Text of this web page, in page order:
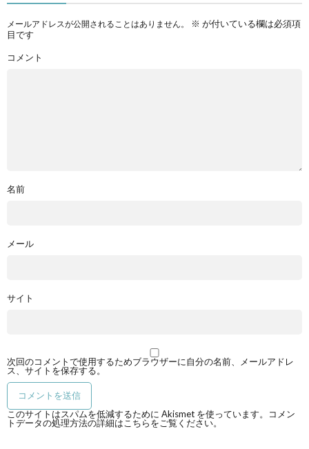
メールアドレスが公開されることはありません。 ※ が付いている欄は必須項
目です
コメント
名前
メール
サイト
次回のコメントで使用するためブラウザーに自分の名前、メールアドレ
ス、サイトを保存する。
このサイトはスパムを低減するために Akismet を使っています。
コメン
トデータの処理方法の詳細はこちらをご覧ください。